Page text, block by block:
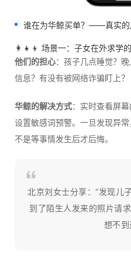
谁在为华鲸买单？——真实的
👩‍👧‍👦 场景一：子女在外求学
他们的担心：孩子几点睡觉？
信息？有没有被网络诈骗盯上？
华鲸的解决方式：实时查看屏
设置敏感词预警。一旦发现异
不是等事情发生后才后悔。
北京刘女士分享：“发现儿
到了陌生人发来的照片请
想不到